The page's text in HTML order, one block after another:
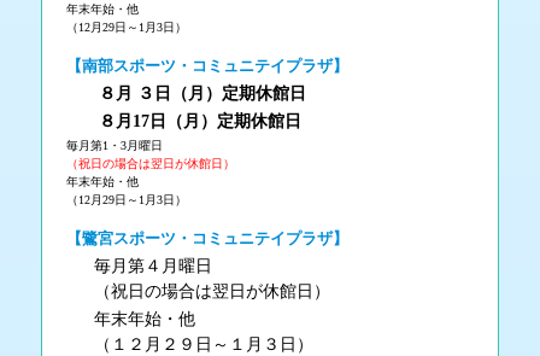
年末年始・他
（12月29日～1月3日）
【南部スポーツ・コミュニテイプラザ】
８月 ３ 日（月 ） 定期休館日
８月17日（月 ）定期休館日
毎月第1・3月曜日
（祝日の場合は翌日が休館日）
年末年始・他
（12月29日～1月3日）
【鷺宮スポーツ・コミュニテイプラザ】
毎月第４月曜日
（祝日の場合は翌日が休館日）
年末年始・他
（１２月２９日～１月３日）